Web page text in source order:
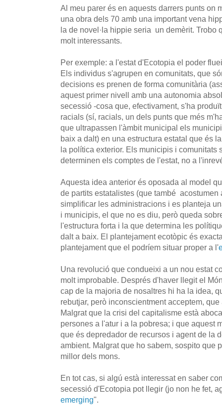
Al meu parer és en aquests darrers punts on
una obra dels 70 amb una important vena
la de novel·la hippie seria un demèrit. Trobo
molt interessants.
Per exemple: a l'estat d'Ecotopia el poder
Els individus s'agrupen en comunitats, que
decisions es prenen de forma comunitària
aquest primer nivell amb una autonomia
secessió -cosa que, efectivament, s'ha
racials (sí, racials, un dels punts que més
que ultrapassen l'àmbit municipal els
baix a dalt) en una estructura estatal que és
la política exterior. Els municipis i comunitats
determinen els comptes de l'estat, no a
Aquesta idea anterior és oposada al model
de partits estatalistes (que també
simplificar les administracions i es planteja
i municipis, el que no es diu, però queda
l'estructura forta i la que determina les
dalt a baix. El plantejament ecotòpic és
plantejament que el podríem situar proper a l'
Una revolució que condueixi a un nou estat
molt improbable. Després d'haver llegit el
cap de la majoria de nosaltres hi ha la idea,
rebutjar, però inconscientment acceptem,
Malgrat que la crisi del capitalisme està
persones a l'atur i a la pobresa; i que aquest
que és depredador de recursos i agent de la
ambient. Malgrat que ho sabem, sospito que
millor dels mons.
En tot cas, si algú està interessat en saber
secessió d'Ecotopia pot llegir (jo non he fet,
emerging".